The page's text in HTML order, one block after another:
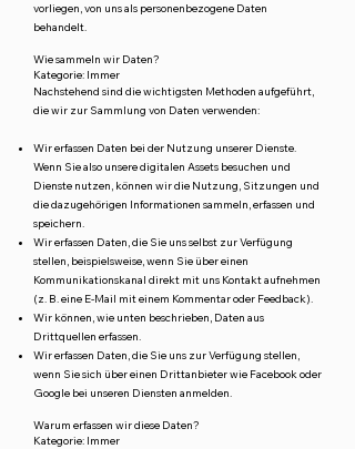
vorliegen, von uns als personenbezogene Daten
behandelt.
Wie sammeln wir Daten?
Kategorie: Immer
Nachstehend sind die wichtigsten Methoden aufgeführt,
die wir zur Sammlung von Daten verwenden:
Wir erfassen Daten bei der Nutzung unserer Dienste.
Wenn Sie also unsere digitalen Assets besuchen und
Dienste nutzen, können wir die Nutzung, Sitzungen und
die dazugehörigen Informationen sammeln, erfassen und
speichern.
Wir erfassen Daten, die Sie uns selbst zur Verfügung
stellen, beispielsweise, wenn Sie über einen
Kommunikationskanal direkt mit uns Kontakt aufnehmen
(z. B. eine E-Mail mit einem Kommentar oder Feedback).
Wir können, wie unten beschrieben, Daten aus
Drittquellen erfassen.
Wir erfassen Daten, die Sie uns zur Verfügung stellen,
wenn Sie sich über einen Drittanbieter wie Facebook oder
Google bei unseren Diensten anmelden.
Warum erfassen wir diese Daten?
Kategorie: Immer